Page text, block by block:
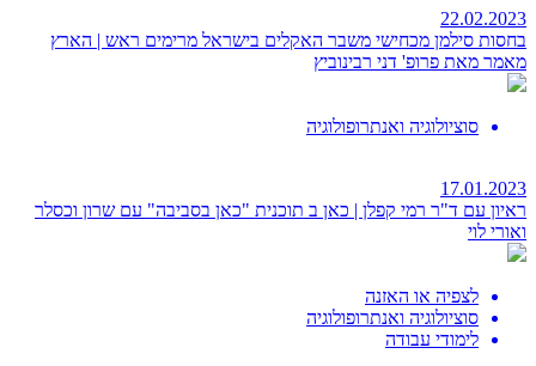
22.02.2023
בחסות סילמן מכחישי משבר האקלים בישראל מרימים ראש | הארץ
מאמר מאת פרופ' דני רבינוביץ
סוציולוגיה ואנתרופולוגיה
17.01.2023
ראיון עם ד"ר רמי קפלן | כאן ב תוכנית "כאן בסביבה" עם שרון וכסלר
ואורי לוי
לצפיה או האזנה
סוציולוגיה ואנתרופולוגיה
לימודי עבודה